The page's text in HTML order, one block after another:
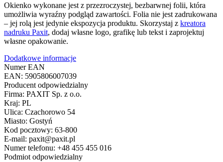
Okienko wykonane jest z przezroczystej, bezbarwnej folii, która
umożliwia wyraźny podgląd zawartości. Folia nie jest zadrukowana
– jej rolą jest jedynie ekspozycja produktu. Skorzystaj z kreatora
nadruku Paxit, dodaj własne logo, grafikę lub tekst i zaprojektuj
własne opakowanie.
Dodatkowe informacje
Numer EAN
EAN: 5905806007039
Producent odpowiedzialny
Firma: PAXIT Sp. z o.o.
Kraj: PL
Ulica: Czachorowo 54
Miasto: Gostyń
Kod pocztowy: 63-800
E-mail: paxit@paxit.pl
Numer telefonu: +48 455 455 016
Podmiot odpowiedzialny